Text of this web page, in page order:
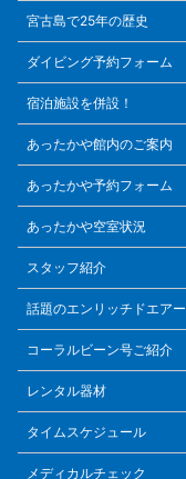
宮古島で25年の歴史
ダイビング予約フォーム
宿泊施設を併設！
あったかや館内のご案内
あったかや予約フォーム
あったかや空室状況
スタッフ紹介
話題のエンリッチドエアー
コーラルビーン号ご紹介
レンタル器材
タイムスケジュール
メディカルチェック